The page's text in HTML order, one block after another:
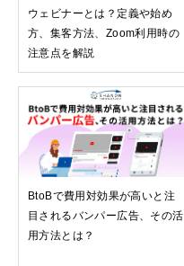
ウェビナーとは？定義や始め
方、集客方法、Zoom利用時の
注意点を解説
BtoBで費用対効果が高いと注
目されるバンパー広告、その活
用方法とは？